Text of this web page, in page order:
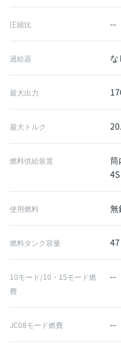
圧縮比 --
過給器 な
最大出力
最大トルク
燃料供給装置
筒
4S
使用燃料 無
燃料タンク容量
10モード/10・15モード燃
費
--
JC08モード燃費 --